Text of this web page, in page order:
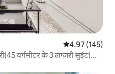
औसत रेटिंग 5 में से
4.97 (145)
वर्गमीटर के 3 लग्ज़री सुईट|